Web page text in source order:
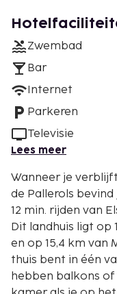
Zwembad
Bar
Internet
Parkeren
Televisie
Lees meer
Wanneer je
de Pallerols
12 min. rijden van
Dit landhuis ligt op
en op 15,4 km van
thuis bent in één
hebben balkons of